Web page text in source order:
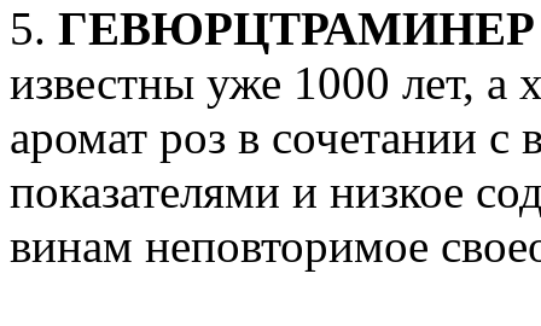
5.
известны уже 1000 лет, а
аромат роз в сочетании
показателями и низкое
винам неповторимое